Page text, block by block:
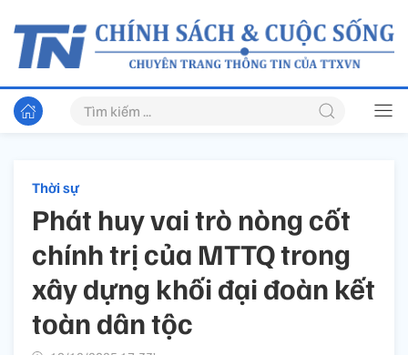
Thời sự
Phát huy vai trò nòng cốt
chính trị của MTTQ trong
xây dựng khối đại đoàn kết
toàn dân tộc